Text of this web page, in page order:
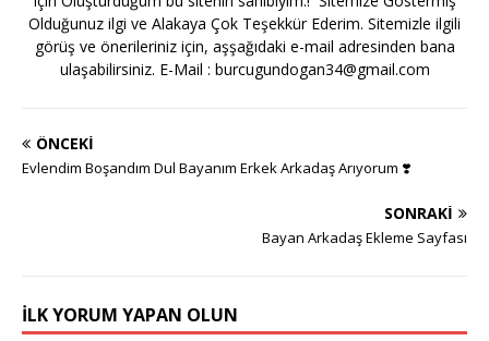
Olduğunuz ilgi ve Alakaya Çok Teşekkür Ederim. Sitemizle ilgili
görüş ve önerileriniz için, aşşağıdaki e-mail adresinden bana
ulaşabilirsiniz. E-Mail : burcugundogan34@gmail.com
ÖNCEKI
Evlendim Boşandım Dul Bayanım Erkek Arkadaş Arıyorum ❣️
SONRAKI
Bayan Arkadaş Ekleme Sayfası
İLK YORUM YAPAN OLUN